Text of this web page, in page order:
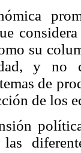
considera
su
y no
de
de los